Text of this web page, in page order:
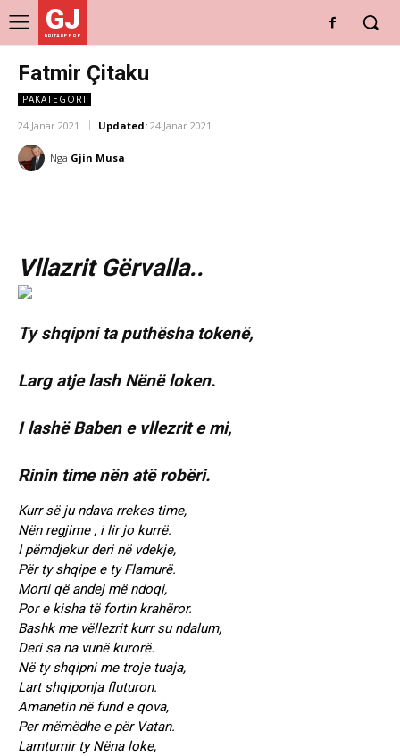
GJ
DRITARE E RE
Fatmir Çitaku
PAKATEGORI
24 Janar 2021 Updated: 24 Janar 2021
Nga Gjin Musa
Vllazrit Gërvalla..
Ty shqipni ta puthësha tokenë,
Larg atje lash Nënë loken.
I lashë Baben e vllezrit e mi,
Rinin time nën atë robëri.
Kurr së ju ndava rrekes time,
Nën regjime , i lir jo kurrë.
I përndjekur deri në vdekje,
Për ty shqipe e ty Flamurë.
Morti që andej më ndoqi,
Por e kisha të fortin krahëror.
Bashk me vëllezrit kurr su ndalum,
Deri sa na vunë kurorë.
Në ty shqipni me troje tuaja,
Lart shqiponja fluturon.
Amanetin në fund e qova,
Per mëmëdhe e për Vatan.
Lamtumir ty Nëna loke,